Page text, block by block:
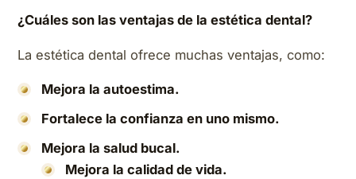
¿Cuáles son las ventajas de la estética dental?
La estética dental ofrece muchas ventajas, como:
Mejora la autoestima.
Fortalece la confianza en uno mismo.
Mejora la salud bucal.
Mejora la calidad de vida.